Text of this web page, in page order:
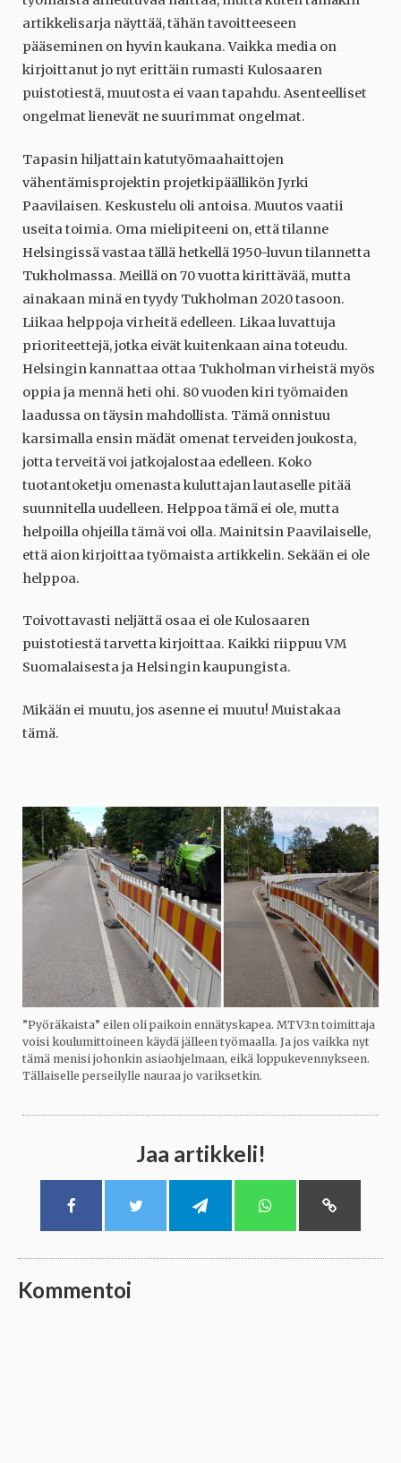
artikkelisarja näyttää, tähän tavoitteeseen
pääseminen on hyvin kaukana. Vaikka media on
kirjoittanut jo nyt erittäin rumasti Kulosaaren
puistotiestä, muutosta ei vaan tapahdu. Asenteelliset
ongelmat lienevät ne suurimmat ongelmat.
Tapasin hiljattain katutyömaahaittojen
vähentämisprojektin projetkipäällikön Jyrki
Paavilaisen. Keskustelu oli antoisa. Muutos vaatii
useita toimia. Oma mielipiteeni on, että tilanne
Helsingissä vastaa tällä hetkellä 1950-luvun tilannetta
Tukholmassa. Meillä on 70 vuotta kirittävää, mutta
ainakaan minä en tyydy Tukholman 2020 tasoon.
Liikaa helppoja virheitä edelleen. Likaa luvattuja
prioriteettejä, jotka eivät kuitenkaan aina toteudu.
Helsingin kannattaa ottaa Tukholman virheistä myös
oppia ja mennä heti ohi. 80 vuoden kiri työmaiden
laadussa on täysin mahdollista. Tämä onnistuu
karsimalla ensin mädät omenat terveiden joukosta,
jotta terveitä voi jatkojalostaa edelleen. Koko
tuotantoketju omenasta kuluttajan lautaselle pitää
suunnitella uudelleen. Helppoa tämä ei ole, mutta
helpoilla ohjeilla tämä voi olla. Mainitsin Paavilaiselle,
että aion kirjoittaa työmaista artikkelin. Sekään ei ole
helppoa.
Toivottavasti neljättä osaa ei ole Kulosaaren
puistotiestä tarvetta kirjoittaa. Kaikki riippuu VM
Suomalaisesta ja Helsingin kaupungista.
Mikään ei muutu, jos asenne ei muutu! Muistakaa
tämä.
”Pyöräkaista” eilen oli paikoin ennätyskapea. MTV3:n toimittaja
voisi koulumittoineen käydä jälleen työmaalla. Ja jos vaikka nyt
tämä menisi johonkin asiaohjelmaan, eikä loppukevennykseen.
Tällaiselle perseilylle nauraa jo variksetkin.
Jaa artikkeli!
Kommentoi